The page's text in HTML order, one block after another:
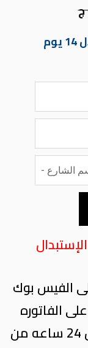
ج
الفيس بوك
الفاتوره
وسنعاود التواصل معكم فى خلال 24 ساعه من